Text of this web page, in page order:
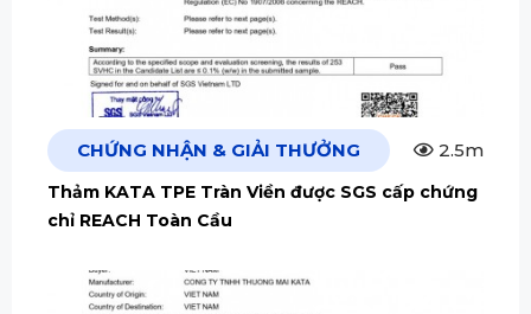
CHỨNG NHẬN & GIẢI THƯỞNG 2.5m
Thảm KATA TPE Tràn Viền được SGS cấp chứng
chỉ REACH Toàn Cầu